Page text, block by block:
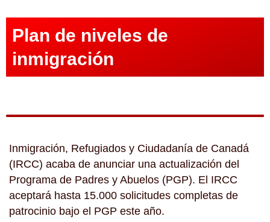
Plan de niveles de
inmigración
Inmigración, Refugiados y Ciudadanía de Canadá
(IRCC) acaba de anunciar una actualización del
Programa de Padres y Abuelos (PGP). El IRCC
aceptará hasta 15.000 solicitudes completas de
patrocinio bajo el PGP este año.